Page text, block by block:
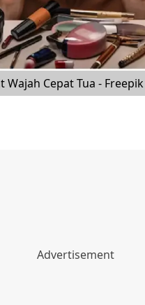
Cepat Tua - Freepik